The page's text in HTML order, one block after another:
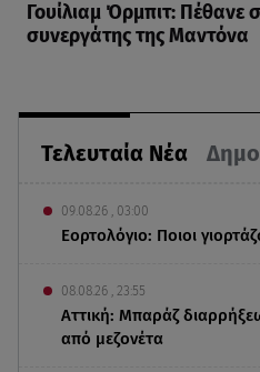
Τελευταία Νέα
09.08.26 , 03:00
Εορτολόγιο: Ποιοι
08.08.26 , 23:55
Αττική: Μπαράζ
από μεζονέτα
Γουίλιαμ Όρμπιτ:
συνεργάτης της Μαντόνα